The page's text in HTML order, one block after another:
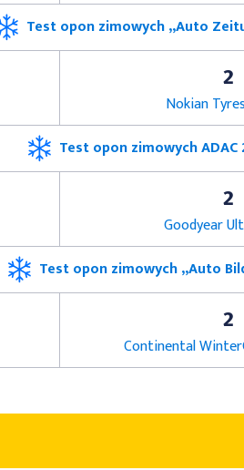
Test opon zimowych „Auto
2
Nokian
Test opon zimowych ADAC
2
Goodyear
Test opon zimowych „Auto
2
Continental